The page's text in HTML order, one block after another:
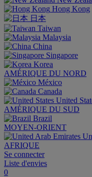
Hong Kong
日本
Taiwan
Malaysia
China
Singapore
Korea
AMÉRIQUE DU NORD
México
Canada
United
AMÉRIQUE DU SUD
Brazil
MOYEN-ORIENT
AFRIQUE
Se connecter
Liste d'envies
0